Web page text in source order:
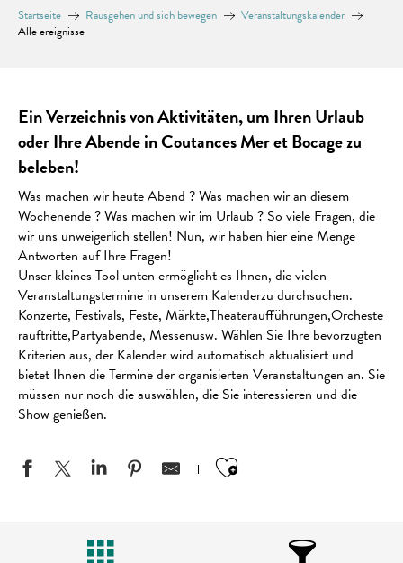
Startseite Rausgehen und sich bewegen
Veranstaltungskalender
Alle ereignisse
Ein Verzeichnis von Aktivitäten, um Ihren Urlaub
oder Ihre Abende in Coutances Mer et Bocage zu
beleben!
Was machen wir heute Abend ? Was machen wir an diesem
Wochenende ? Was machen wir im Urlaub ? So viele Fragen, die
wir uns unweigerlich stellen! Nun, wir haben hier eine Menge
Antworten auf Ihre Fragen!
Unser kleines Tool unten ermöglicht es Ihnen, die vielen
Veranstaltungstermine in unserem Kalenderzu durchsuchen.
Konzerte, Festivals, Feste, Märkte,Theateraufführungen,Orcheste
rauftritte,Partyabende, Messenusw. Wählen Sie Ihre bevorzugten
Kriterien aus, der Kalender wird automatisch aktualisiert und
bietet Ihnen die Termine der organisierten Veranstaltungen an. Sie
müssen nur noch die auswählen, die Sie interessieren und die
Show genießen.
Ajouter aux